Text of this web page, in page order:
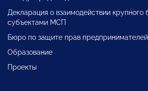
Декларация о взаимодействии крупного
субъектами МСП
Бюро по защите прав предпринимателей
Образование
Проекты